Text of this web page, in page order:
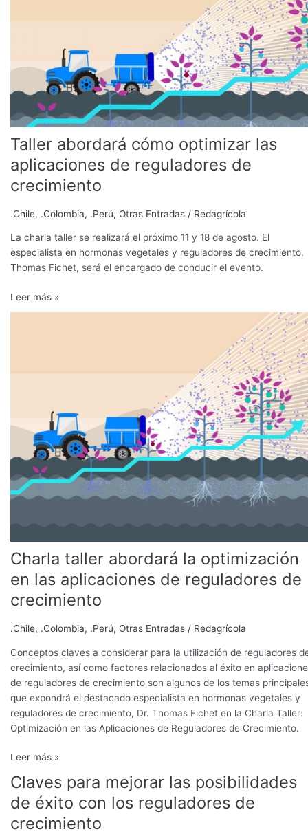
Taller abordará cómo optimizar las
aplicaciones de reguladores de
crecimiento
.Chile, .Colombia, .Perú, Otras Entradas / Redagrícola
La charla taller se realizará el próximo 11 y 18 de agosto. El
especialista en hormonas vegetales y reguladores de crecimiento,
Thomas Fichet, será el encargado de conducir el evento.
aplicaciones
de
reguladores
crecimiento
Leer más »
Charla taller abordará la optimización
en las aplicaciones de reguladores de
crecimiento
.Chile, .Colombia, .Perú, Otras Entradas / Redagrícola
Conceptos claves a considerar para la utilización de reguladores
crecimiento, así como factores relacionados al éxito en
de reguladores de crecimiento son algunos de los temas
que expondrá el destacado especialista en hormonas vegetales y
reguladores de crecimiento, Dr. Thomas Fichet en la Charla Taller:
Optimización en las Aplicaciones de Reguladores de Crecimiento.
aplicaciones
reguladores
crecimiento
Leer más »
Claves para mejorar las posibilidades
de éxito con los reguladores de
crecimiento
Claves
para
mejorar
las